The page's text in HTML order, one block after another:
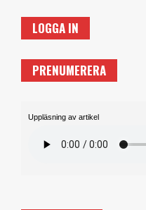
LOGGA IN
PRENUMERERA
Uppläsning av artikel